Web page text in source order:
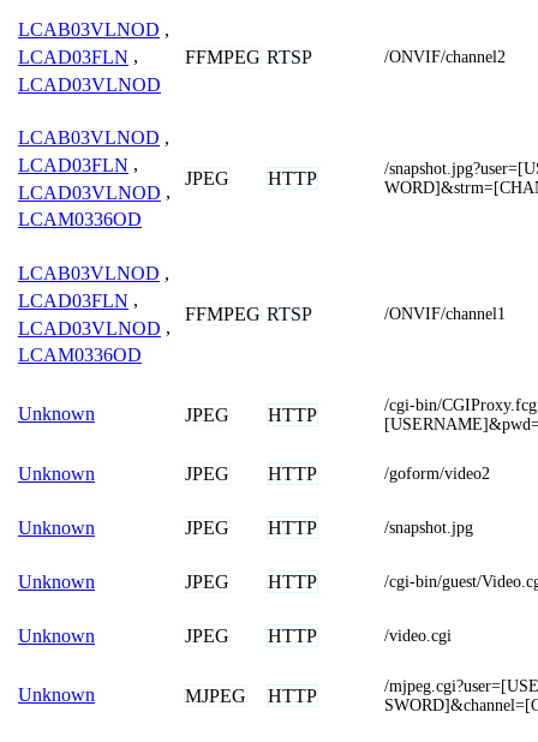
LCAB03VLNOD ,
LCAD03FLN ,
LCAD03VLNOD
FFMPEG RTSP /ONVIF/channel2
LCAB03VLNOD ,
LCAD03FLN ,
LCAD03VLNOD ,
LCAM0336OD
JPEG HTTP
/
LCAB03VLNOD ,
LCAD03FLN ,
LCAD03VLNOD ,
LCAM0336OD
FFMPEG RTSP /ONVIF/channel1
Unknown JPEG HTTP
/cgi-bin/
Unknown JPEG HTTP /goform/video2
Unknown JPEG HTTP /snapshot.jpg
Unknown JPEG HTTP /cgi-bin/guest/
Unknown JPEG HTTP /video.cgi
Unknown MJPEG HTTP
/